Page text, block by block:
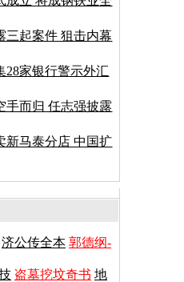
三起案件 狙击内幕
28家银行警示外汇
手而归 任志强披露
新马泰分店 中国扩
济公传全本 郭德纲-
盗墓挖坟奇书 地